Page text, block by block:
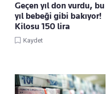
Geçen yıl don vurdu, bu
yıl bebeği gibi bakıyor!
Kilosu 150 lira
Kaydet